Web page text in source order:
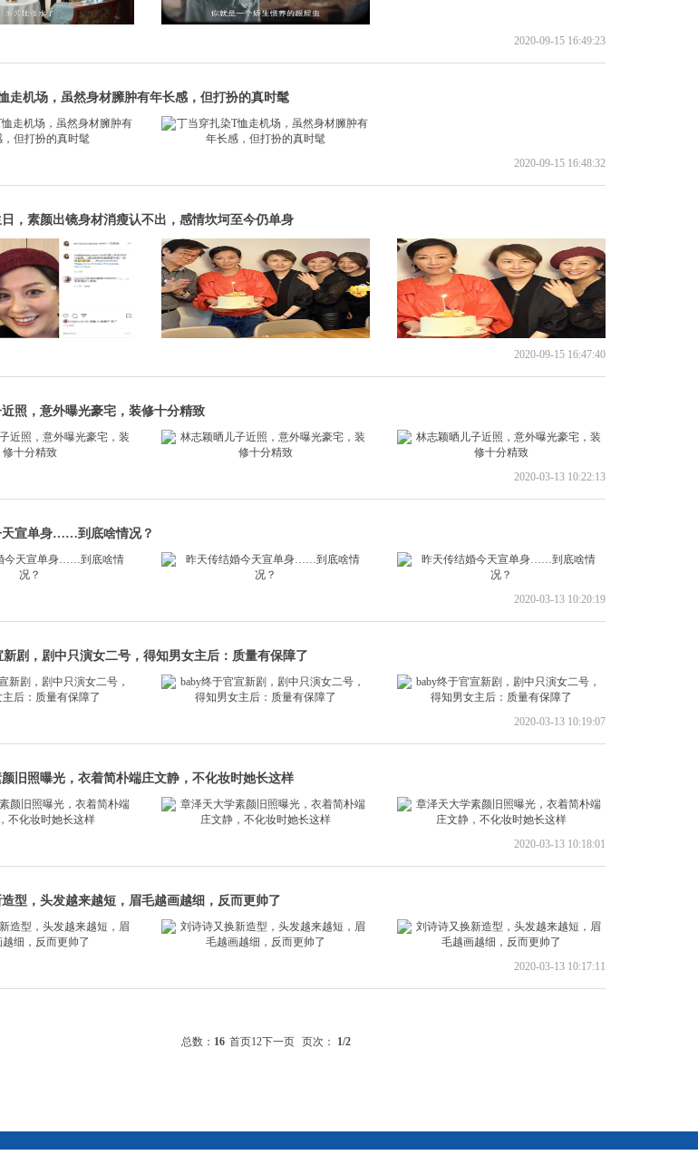
2020-09-15 16:49:23
走机场，虽然身材臃肿有年长感，但打扮的真时髦
2020-09-15 16:48:32
，素颜出镜身材消瘦认不出，感情坎坷至今仍单身
2020-09-15 16:47:40
照，意外曝光豪宅，装修十分精致
2020-03-13 10:22:13
天宣单身……到底啥情况？
2020-03-13 10:20:19
剧，剧中只演女二号，得知男女主后：质量有保障了
2020-03-13 10:19:07
旧照曝光，衣着简朴端庄文静，不化妆时她长这样
2020-03-13 10:18:01
型，头发越来越短，眉毛越画越细，反而更帅了
2020-03-13 10:17:11
总数： 16 首页12下一页 页次： 1/2